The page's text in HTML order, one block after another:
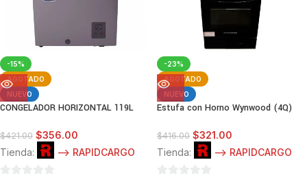
-15%
AGOTADO
NUEVO
CONGELADOR HORIZONTAL 119L
$421.00 $356.00
Tienda:
--> RAPIDCARGO
-23%
AGOTADO
NUEVO
Estufa con Horno Wynwood (4Q)
$416.00 $321.00
Tienda:
--> RAPIDCARGO